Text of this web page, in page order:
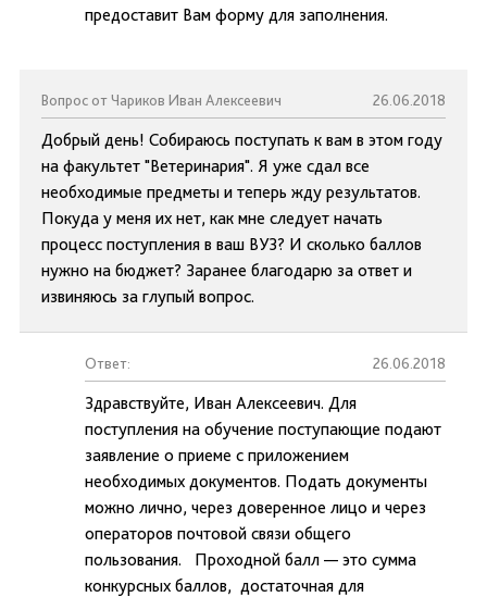
предоставит Вам форму для заполнения.
Вопрос от Чариков Иван Алексеевич 26.06.2018
Добрый день! Собираюсь поступать к вам в этом году
на факультет "Ветеринария". Я уже сдал все
необходимые предметы и теперь жду результатов.
Покуда у меня их нет, как мне следует начать
процесс поступления в ваш ВУЗ? И сколько баллов
нужно на бюджет? Заранее благодарю за ответ и
извиняюсь за глупый вопрос.
Ответ: 26.06.2018
Здравствуйте, Иван Алексеевич. Для
поступления на обучение поступающие подают
заявление о приеме с приложением
необходимых документов. Подать документы
можно лично, через доверенное лицо и через
операторов почтовой связи общего
пользования. Проходной балл — это сумма
конкурсных баллов, достаточная для